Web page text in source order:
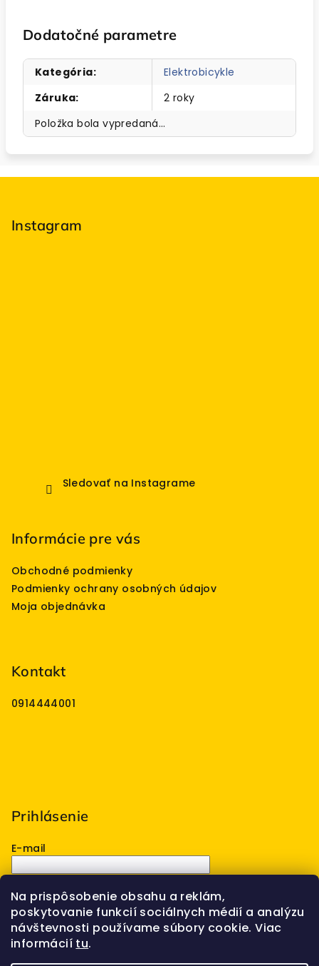
Na prispôsobenie obsahu a reklám,
poskytovanie funkcií sociálnych médií a analýzu
návštevnosti používame súbory cookie. Viac
informácií tu.
Dodatočné parametre
Kategória:
Elektrobicykle
Záruka:
2 roky
Položka bola vypredaná…
Instagram
Sledovať na Instagrame
Informácie pre vás
Obchodné podmienky
Podmienky ochrany osobných údajov
Moja objednávka
Kontakt
0914444001
Prihlásenie
E-mail
Prihlásiť sa
Nová registrácia